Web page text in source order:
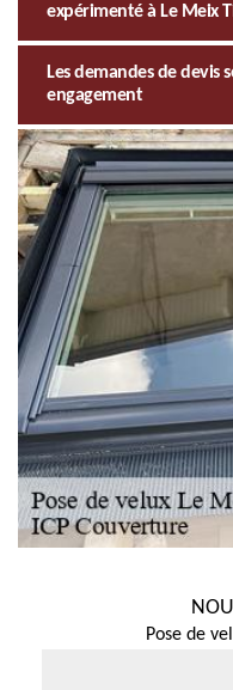
expérimenté à Le Meix
Les demandes de devis
engagement
Pose de